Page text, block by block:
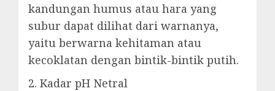
kandungan humus atau hara yang
subur dapat dilihat dari warnanya,
yaitu berwarna kehitaman atau
kecoklatan dengan bintik-bintik putih.
2. Kadar pH Netral